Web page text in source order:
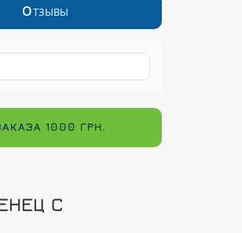
ОТЗЫВЫ
1000 ГРН.
С